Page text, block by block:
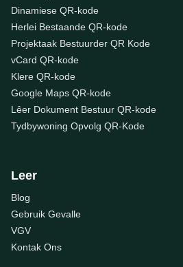
Dinamiese QR-kode
Herlei Bestaande QR-kode
Projektaak Bestuurder QR Kode
vCard QR-kode
Klere QR-kode
Google Maps QR-kode
Lêer Dokument Bestuur QR-kode
Tydbywoning Opvolg QR-Kode
Leer
Blog
Gebruik Gevalle
VGV
Kontak Ons